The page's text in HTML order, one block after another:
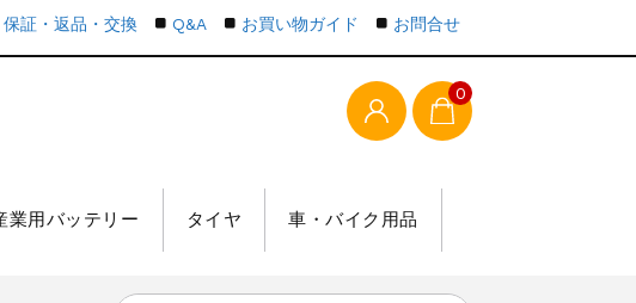
0
業用バッテリー タイヤ 車・バイク用品
保証・返品・交換 Q&A お買い物ガイド お問合せ